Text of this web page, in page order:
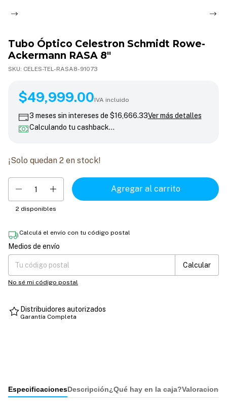
Tubo Óptico Celestron Schmidt Rowe-
Ackermann RASA 8"
SKU: CELES-TEL-RASA8-91073
$49,999.00
$49,999.00IVA incluido
3 meses sin intereses de $16,666.33Ver más detalles
Calculando tu cashback…
¡Solo quedan 2 en stock!
2 disponibles
Calculá el envío con tu código postal
Entregas para el CP:
Medios de envío
Calcular
No sé mi código postal
Distribuidores autorizados
Garantía Completa
EspecificacionesDescripción¿Qué hay en la caja?